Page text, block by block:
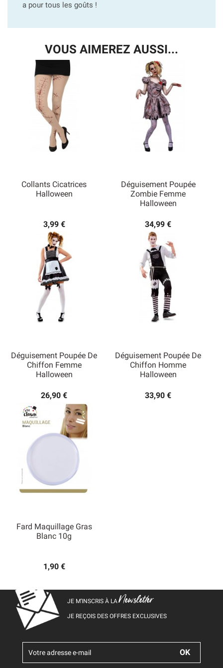
a pour tous les goûts !
VOUS AIMEREZ AUSSI...
Collants Cicatrices
Halloween
3,99 €
Déguisement Poupée
Zombie Femme
Halloween
34,99 €
Déguisement Poupée De
Chiffon Femme
Halloween
26,90 €
Déguisement Poupée De
Chiffon Homme
Halloween
33,90 €
Fard Maquillage Gras
Blanc 10g
1,90 €
JE M’INSCRIS À LANewsletter
JE REÇOIS DES OFFRES EXCLUSIVES